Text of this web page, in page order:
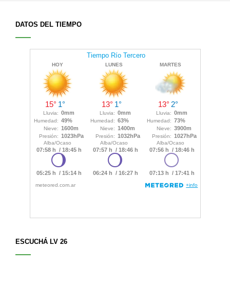
DATOS DEL TIEMPO
ESCUCHÁ LV 26